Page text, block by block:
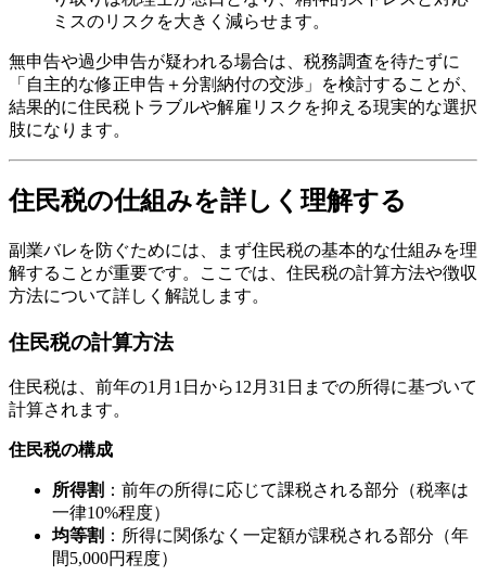
ミスのリスクを大きく減らせます。
無申告や過少申告が疑われる場合は、税務調査を待たずに
「自主的な修正申告＋分割納付の交渉」を検討することが、
結果的に住民税トラブルや解雇リスクを抑える現実的な選択
肢になります。
住民税の仕組みを詳しく理解する
副業バレを防ぐためには、まず住民税の基本的な仕組みを理
解することが重要です。ここでは、住民税の計算方法や徴収
方法について詳しく解説します。
住民税の計算方法
住民税は、前年の1月1日から12月31日までの所得に基づいて
計算されます。
住民税の構成
所得割 ：前年の所得に応じて課税される部分（税率は
一律10%程度）
均等割 ：所得に関係なく一定額が課税される部分（年
間5,000円程度）